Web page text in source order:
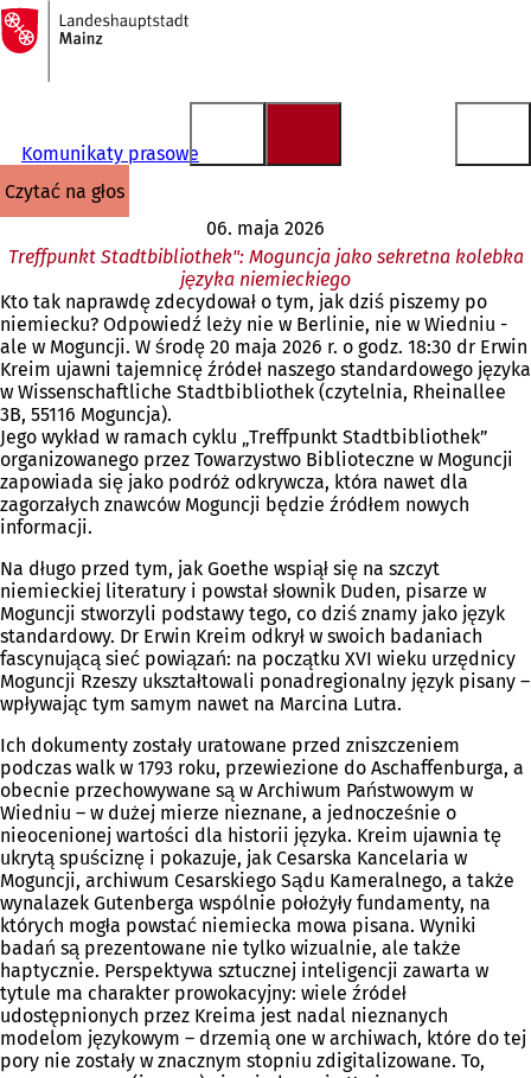
Przejdź do treści
Do
strony
głównej
Komunikaty prasowe
czytać na głos
06. maja 2026
Treffpunkt Stadtbibliothek": Moguncja jako sekretna kolebka
języka niemieckiego
Kto tak naprawdę zdecydował o tym, jak dziś piszemy po
niemiecku? Odpowiedź leży nie w Berlinie, nie w Wiedniu -
ale w Moguncji. W środę 20 maja 2026 r. o godz. 18:30 dr Erwin
Kreim ujawni tajemnicę źródeł naszego standardowego języka
w Wissenschaftliche Stadtbibliothek (czytelnia, Rheinallee
3B, 55116 Moguncja).
Jego wykład w ramach cyklu „Treffpunkt Stadtbibliothek”
organizowanego przez Towarzystwo Biblioteczne w Moguncji
zapowiada się jako podróż odkrywcza, która nawet dla
zagorzałych znawców Moguncji będzie źródłem nowych
informacji.
Na długo przed tym, jak Goethe wspiął się na szczyt
niemieckiej literatury i powstał słownik Duden, pisarze w
Moguncji stworzyli podstawy tego, co dziś znamy jako język
standardowy. Dr Erwin Kreim odkrył w swoich badaniach
fascynującą sieć powiązań: na początku XVI wieku urzędnicy
Moguncji Rzeszy ukształtowali ponadregionalny język pisany –
wpływając tym samym nawet na Marcina Lutra.
Ich dokumenty zostały uratowane przed zniszczeniem
podczas walk w 1793 roku, przewiezione do Aschaffenburga, a
obecnie przechowywane są w Archiwum Państwowym w
Wiedniu – w dużej mierze nieznane, a jednocześnie o
nieocenionej wartości dla historii języka. Kreim ujawnia tę
ukrytą spuściznę i pokazuje, jak Cesarska Kancelaria w
Moguncji, archiwum Cesarskiego Sądu Kameralnego, a także
wynalazek Gutenberga wspólnie położyły fundamenty, na
których mogła powstać niemiecka mowa pisana. Wyniki
badań są prezentowane nie tylko wizualnie, ale także
haptycznie. Perspektywa sztucznej inteligencji zawarta w
tytule ma charakter prowokacyjny: wiele źródeł
udostępnionych przez Kreima jest nadal nieznanych
modelom językowym – drzemią one w archiwach, które do tej
pory nie zostały w znacznym stopniu zdigitalizowane. To,